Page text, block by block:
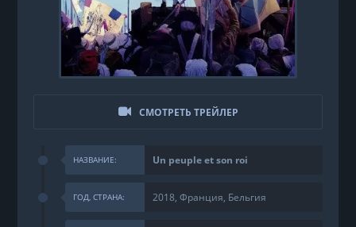
СМОТРЕТЬ ТРЕЙЛЕР
НАЗВАНИЕ: Un peuple et son roi
ГОД, СТРАНА: 2018, Франция, Бельгия